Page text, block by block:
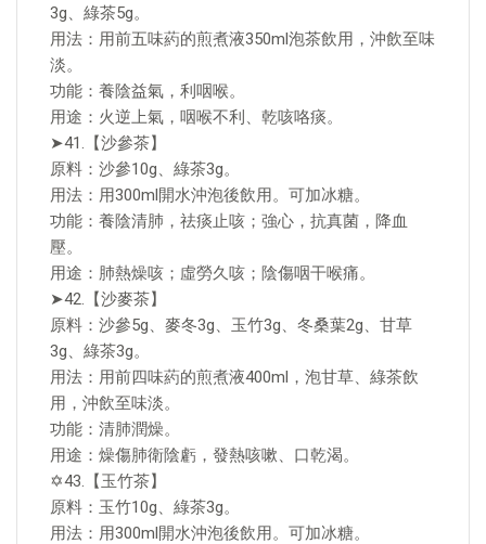
3g、綠茶5g。
用法：用前五味葯的煎煮液350ml泡茶飲用，沖飲至味
淡。
功能：養陰益氣，利咽喉。
用途：火逆上氣，咽喉不利、乾咳咯痰。
➤41.【沙參茶】
原料：沙參10g、綠茶3g。
用法：用300ml開水沖泡後飲用。可加冰糖。
功能：養陰清肺，祛痰止咳；強心，抗真菌，降血
壓。
用途：肺熱燥咳；虛勞久咳；陰傷咽干喉痛。
➤42.【沙麥茶】
原料：沙參5g、麥冬3g、玉竹3g、冬桑葉2g、甘草
3g、綠茶3g。
用法：用前四味葯的煎煮液400ml，泡甘草、綠茶飲
用，沖飲至味淡。
功能：清肺潤燥。
用途：燥傷肺衛陰虧，發熱咳嗽、口乾渴。
✡43.【玉竹茶】
原料：玉竹10g、綠茶3g。
用法：用300ml開水沖泡後飲用。可加冰糖。